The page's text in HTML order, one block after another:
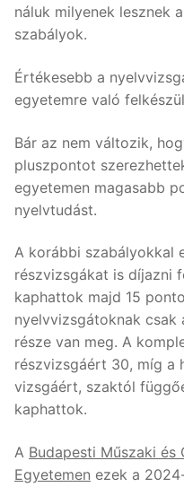
náluk milyenek lesznek
szabályok.
Értékesebb a
egyetemre való
Bár az nem változik,
pluszpontot
egyetemen magasabb
nyelvtudást.
A korábbi szabályokkal
részvizsgákat is díjazni
kaphattok majd 15
nyelvvizsgátoknak csak
része van meg. A
részvizsgáért 30, míg a
vizsgáért, szaktól
kaphattok.
A Budapesti Műszaki és
Egyetemen ezek a